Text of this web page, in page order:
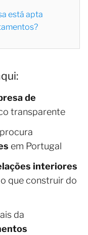
está apta
de
transparente
em Portugal
interiores
que construir do
da